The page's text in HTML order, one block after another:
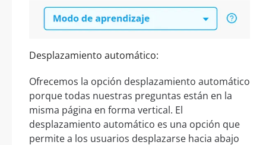
Desplazamiento automático:
Ofrecemos la opción desplazamiento automático
porque todas nuestras preguntas están en la
misma página en forma vertical. El
desplazamiento automático es una opción que
permite a los usuarios desplazarse hacia abajo